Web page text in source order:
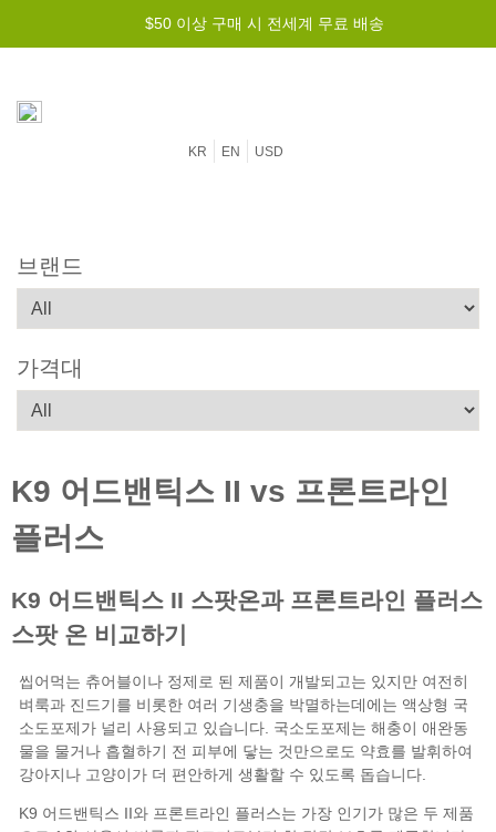
최저가 보장 -가장 저렴하게 드리겠습니다!
$50 이상 구매 시 전세계 무료 배송
KR EN USD
브랜드
가격대
프론트라인 플러스